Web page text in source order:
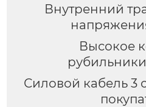
Внутренний
Высокое
Силовой кабель 3